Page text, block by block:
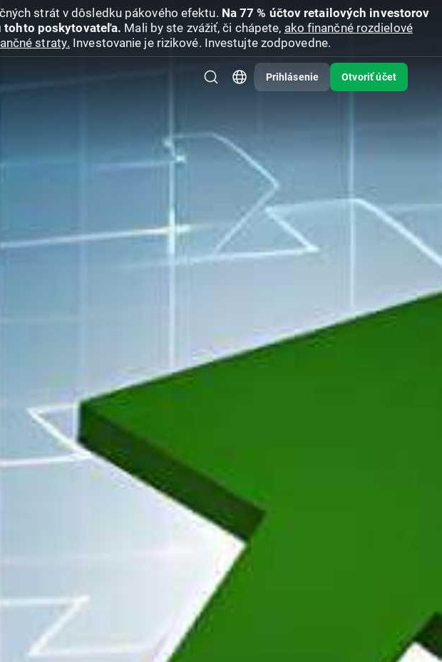
strát v dôsledku pákového efektu. Na 77 % účtov retailových investorov
tohto poskytovateľa. Mali by ste zvážiť, či chápete, ako finančné rozdielové
straty. Investovanie je rizikové. Investujte zodpovedne.
Prihlásenie Otvoriť účet